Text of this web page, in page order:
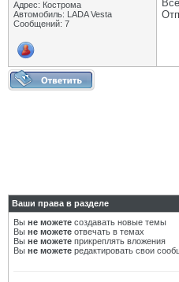
Адрес: Кострома
Автомобиль: LADA Vesta
Сообщений: 7
Ваши права в разделе
Вы не можете создавать новые темы
Вы не можете отвечать в темах
Вы не можете прикреплять вложения
Вы не можете редактировать свои